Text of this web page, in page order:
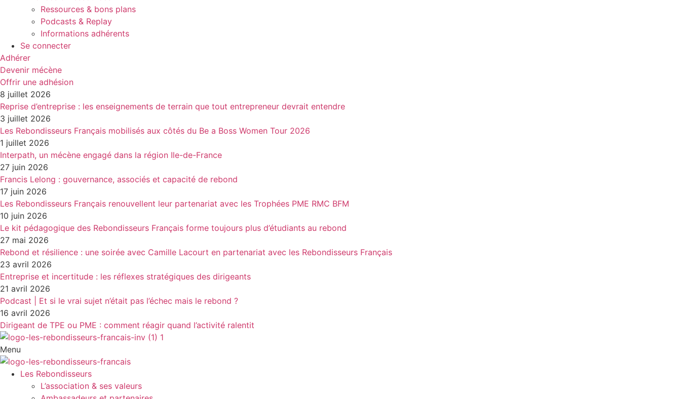
Ressources & bons plans
Podcasts & Replay
Informations adhérents
Se connecter
Adhérer
Devenir mécène
Offrir une adhésion
8 juillet 2026
Reprise d’entreprise : les enseignements de terrain que tout entrepreneur devrait entendre
3 juillet 2026
Les Rebondisseurs Français mobilisés aux côtés du Be a Boss Women Tour 2026
1 juillet 2026
Interpath, un mécène engagé dans la région Ile-de-France
27 juin 2026
Francis Lelong : gouvernance, associés et capacité de rebond
17 juin 2026
Les Rebondisseurs Français renouvellent leur partenariat avec les Trophées PME RMC BFM
10 juin 2026
Le kit pédagogique des Rebondisseurs Français forme toujours plus d’étudiants au rebond
27 mai 2026
Rebond et résilience : une soirée avec Camille Lacourt en partenariat avec les Rebondisseurs Français
23 avril 2026
Entreprise et incertitude : les réflexes stratégiques des dirigeants
21 avril 2026
Podcast | Et si le vrai sujet n’était pas l’échec mais le rebond ?
16 avril 2026
Dirigeant de TPE ou PME : comment réagir quand l’activité ralentit
Menu
Les Rebondisseurs
L’association & ses valeurs